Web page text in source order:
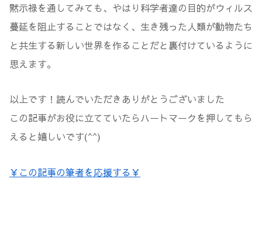
黙示禄を通してみても、やはり科学者達の目的がウィルス
蔓延を阻止することではなく、生き残った人類が動物たち
と共生する新しい世界を作ることだと裏付けているように
思えます。
以上です！読んでいただきありがとうございました
この記事がお役に立てていたらハートマークを押してもら
えると嬉しいです(^^)
￥この記事の筆者を応援する￥